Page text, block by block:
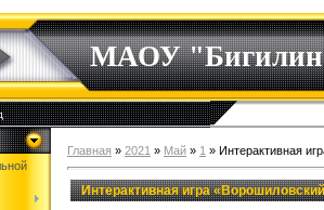
МАОУ
Главная » 2021 » Май » 1 » Интерактивная
Интерактивная игра